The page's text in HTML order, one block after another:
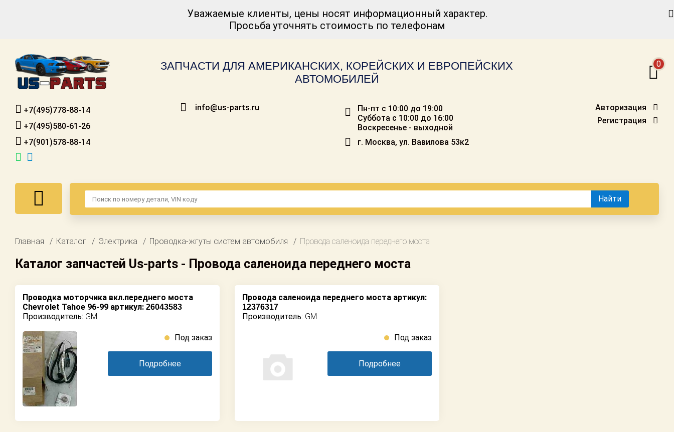
Уважаемые клиенты, цены носят информационный характер.
Просьба уточнять стоимость по телефонам
ЗАПЧАСТИ ДЛЯ АМЕРИКАНСКИХ, КОРЕЙСКИХ И ЕВРОПЕЙСКИХ
АВТОМОБИЛЕЙ
0
+7(495)778-88-14
+7(495)580-61-26
+7(901)578-88-14
info@us-parts.ru
Пн-пт с 10:00 до 19:00
Суббота с 10:00 до 16:00
Воскресенье - выходной
г. Москва, ул. Вавилова 53к2
Авторизация
Регистрация
Доставка
Партнерство и
Акции
Как оформить
Контакты
американских
каталоги -
любые запчасти
Подбор по
запросу
Детали для ТО
Ремонт и
техобслуживание
Найти
Главная Каталог Электрика Проводка-жгуты систем автомобиля Провода саленоида переднего моста
Каталог запчастей Us-parts - Провода саленоида переднего моста
Проводка моторчика вкл.переднего моста
Chevrolet Tahoe 96-99 артикул: 26043583
Производитель: GM
Под заказ
Подробнее
Провода саленоида переднего моста артикул:
12376317
Производитель: GM
Под заказ
Подробнее